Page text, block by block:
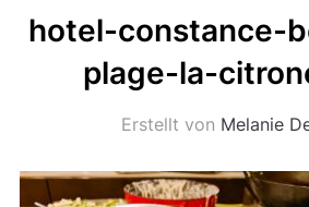
hotel-constance-
plage-la-
Erstellt von Melanie